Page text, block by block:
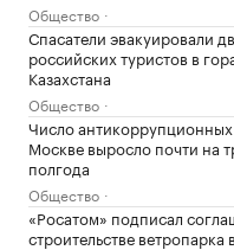
Общество
Спасатели эвакуировали
российских туристов в
Казахстана
Общество
Число антикоррупционных
Москве выросло почти на
полгода
Общество
«Росатом» подписал
строительстве ветропарка